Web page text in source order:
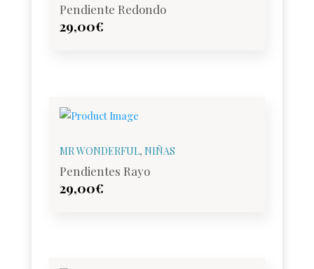
Pendiente Redondo
29,00€
MR WONDERFUL, NIÑAS
Pendientes Rayo
29,00€